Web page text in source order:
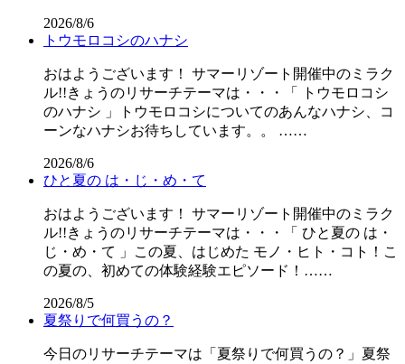
2026/8/6
トウモロコシのハナシ
おはようございます！ サマーリゾート開催中のミラク
ル!!きょうのリサーチテーマは・・・「 トウモロコシ
のハナシ 」トウモロコシについてのあんなハナシ、コ
ーンなハナシお待ちしています。。 ……
2026/8/6
ひと夏の は・じ・め・て
おはようございます！ サマーリゾート開催中のミラク
ル!!きょうのリサーチテーマは・・・「 ひと夏の は・
じ・め・て 」この夏、はじめた モノ・ヒト・コト！こ
の夏の、初めての体験経験エピソード！……
2026/8/5
夏祭りで何買うの？
今日のリサーチテーマは「夏祭りで何買うの？」夏祭